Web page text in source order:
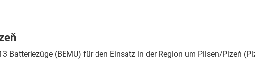
Batteriezüge (BEMU) für den Einsatz in der Region um Pilsen/Plzeň